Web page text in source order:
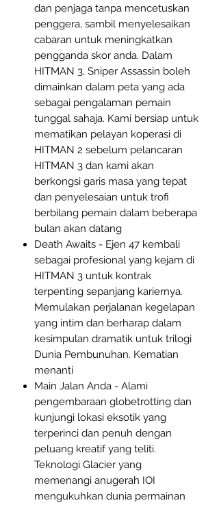
dan penjaga tanpa mencetuskan
penggera, sambil menyelesaikan
cabaran untuk meningkatkan
pengganda skor anda. Dalam
HITMAN 3, Sniper Assassin boleh
dimainkan dalam peta yang ada
sebagai pengalaman pemain
tunggal sahaja. Kami bersiap untuk
mematikan pelayan koperasi di
HITMAN 2 sebelum pelancaran
HITMAN 3 dan kami akan
berkongsi garis masa yang tepat
dan penyelesaian untuk trofi
berbilang pemain dalam beberapa
bulan akan datang
Death Awaits - Ejen 47 kembali
sebagai profesional yang kejam di
HITMAN 3 untuk kontrak
terpenting sepanjang kariernya.
Memulakan perjalanan kegelapan
yang intim dan berharap dalam
kesimpulan dramatik untuk trilogi
Dunia Pembunuhan. Kematian
menanti
Main Jalan Anda - Alami
pengembaraan globetrotting dan
kunjungi lokasi eksotik yang
terperinci dan penuh dengan
peluang kreatif yang teliti.
Teknologi Glacier yang
memenangi anugerah IOI
mengukuhkan dunia permainan